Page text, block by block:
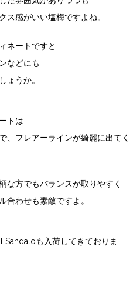
ス感がいい塩梅ですよね。
ネートですと
などにも
ょうか。
トは
、フレアーラインが綺麗に出てく
な方でもバランスが取りやすく
合わせも素敵ですよ。
Sandaloも入荷してきておりま